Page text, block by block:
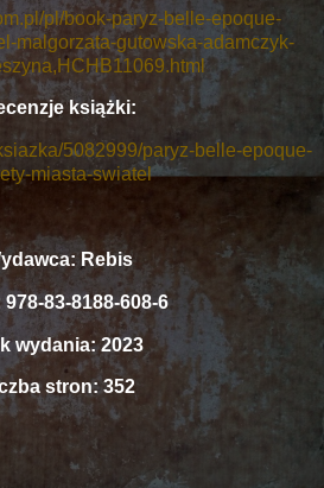
pl/book-paryz-belle-epoque-
malgorzata-gutowska-adamczyk-
książki:
5082999/paryz-belle-epoque-
miasta-swiatel
Rebis
978-83-8188-608-6
wydania: 2023
stron: 352